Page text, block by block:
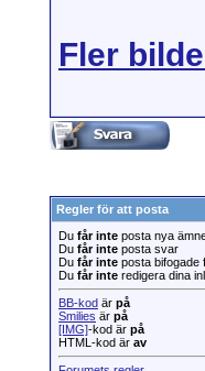
Fler
Regler för att posta
Du får inte posta nya
Du får inte posta svar
Du får inte posta bifogade
Du får inte redigera dina
BB-kod är på
Smilies är på
[IMG]-kod är på
HTML-kod är av